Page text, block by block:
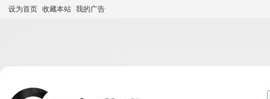
设为首页 收藏本站 我的广告